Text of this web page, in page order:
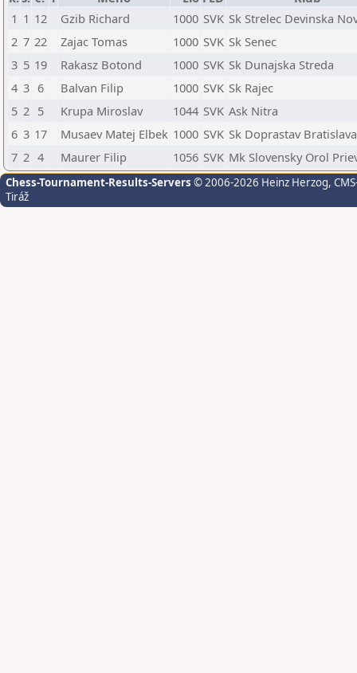
1 1 12 Gzib Richard 1000 SVK Sk Strelec Devinska
2 7 22 Zajac Tomas 1000 SVK Sk Senec
3 5 19 Rakasz Botond 1000 SVK Sk Dunajska Streda
4 3 6 Balvan Filip 1000 SVK Sk Rajec
5 2 5 Krupa Miroslav 1044 SVK Ask Nitra
6 3 17 Musaev Matej Elbek 1000 SVK Sk Doprastav Bratislava
7 2 4 Maurer Filip 1056 SVK Mk Slovensky Orol
Chess-Tournament-Results-Servers © 2006-2026 Heinz Herzog,
Tiráž